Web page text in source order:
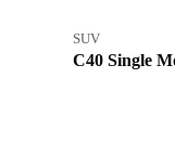
SUV
C40 Single